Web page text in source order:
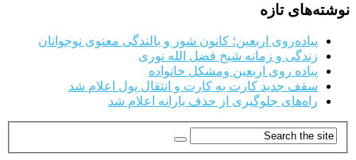
نوشته‌های تازه
پیاده‌روی اربعین؛ کانون شور و بالندگی معنوی نوجوانان
زندگی و زمانه شیخ فضل الله نوری
پیاده روی اربعین ومشکل خانواده
سقف جدید کارت به کارت و انتقال پول اعلام شد
راه‌های جلوگیری از حذف یارانه اعلام شد